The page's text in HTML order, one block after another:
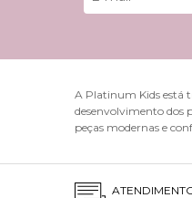
A Platinum Kids está
desenvolvimento dos
peças modernas e